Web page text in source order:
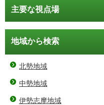
主要な視点場
地域から検索
北勢地域
中勢地域
伊勢志摩地域